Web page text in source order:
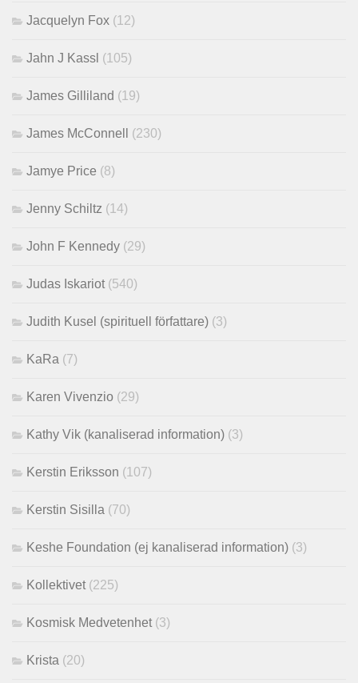
Jacquelyn Fox (12)
Jahn J Kassl (105)
James Gilliland (19)
James McConnell (230)
Jamye Price (8)
Jenny Schiltz (14)
John F Kennedy (29)
Judas Iskariot (540)
Judith Kusel (spirituell författare) (3)
KaRa (7)
Karen Vivenzio (29)
Kathy Vik (kanaliserad information) (3)
Kerstin Eriksson (107)
Kerstin Sisilla (70)
Keshe Foundation (ej kanaliserad information) (3)
Kollektivet (225)
Kosmisk Medvetenhet (3)
Krista (20)